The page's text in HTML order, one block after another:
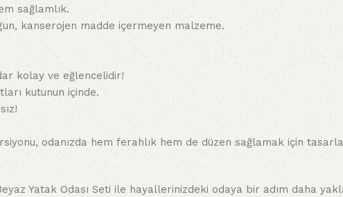
sağlamlık.
kanserojen madde içermeyen malzeme.
kolay ve eğlencelidir!
kutunun içinde.
odanızda hem ferahlık hem de düzen sağlamak için
Yatak Odası Seti ile hayallerinizdeki odaya bir adım daha